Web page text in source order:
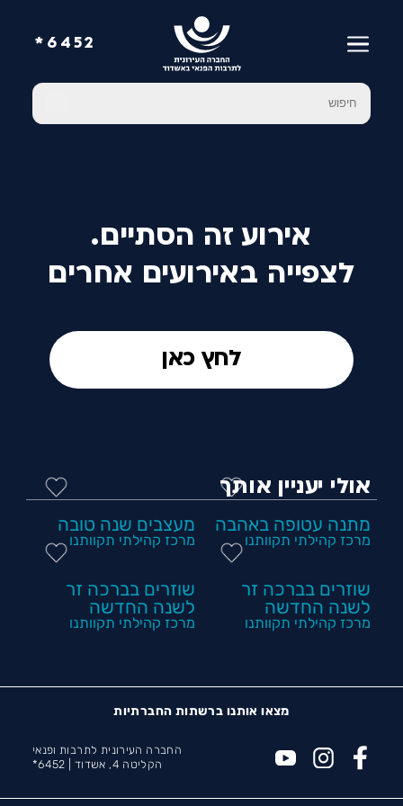
6452*
אירוע זה הסתיים.
לצפייה באירועים אחרים
לחץ כאן
אולי יעניין אותך
מתנה עטופה באהבה
מרכז קהילתי תקוותנו
מעצבים שנה טובה
מרכז קהילתי תקוותנו
שוזרים בברכה זר
לשנה החדשה
מרכז קהילתי תקוותנו
שוזרים בברכה זר
לשנה החדשה
מרכז קהילתי תקוותנו
מצאו אותנו ברשתות החברתיות
החברה העירונית לתרבות ופנאי
הקליטה 4, אשדוד |
6452*